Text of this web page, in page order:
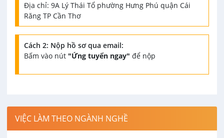
Địa chỉ: 9A Lý Thái Tổ phường Hưng Phú quận Cái
Răng TP Cần Thơ
Cách 2: Nộp hồ sơ qua email:
Bấm vào nút "Ứng tuyển ngay" để nộp
VIỆC LÀM THEO NGÀNH NGHỀ